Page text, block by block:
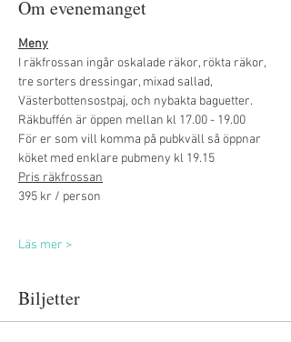
Om evenemanget
Meny
I räkfrossan ingår oskalade räkor, rökta räkor,
tre sorters dressingar, mixad sallad,
Västerbottensostpaj, och nybakta baguetter.
Räkbuffén är öppen mellan kl 17.00 - 19.00
För er som vill komma på pubkväll så öppnar
köket med enklare pubmeny kl 19.15
Pris räkfrossan
395 kr / person
Läs mer >
Biljetter